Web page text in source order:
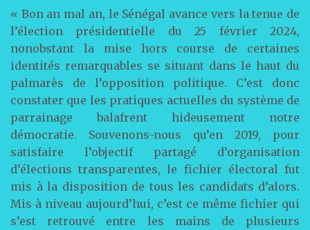
« Bon an mal an, le Sénégal avance vers la tenue de
l’élection présidentielle du 25 février 2024,
nonobstant la mise hors course de certaines
identités remarquables se situant dans le haut du
palmarès de l’opposition politique. C’est donc
constater que les pratiques actuelles du système de
parrainage balafrent hideusement notre
démocratie. Souvenons-nous qu’en 2019, pour
satisfaire l’objectif partagé d’organisation
d’élections transparentes, le fichier électoral fut
mis à la disposition de tous les candidats d’alors.
Mis à niveau aujourd’hui, c’est ce même fichier qui
s’est retrouvé entre les mains de plusieurs